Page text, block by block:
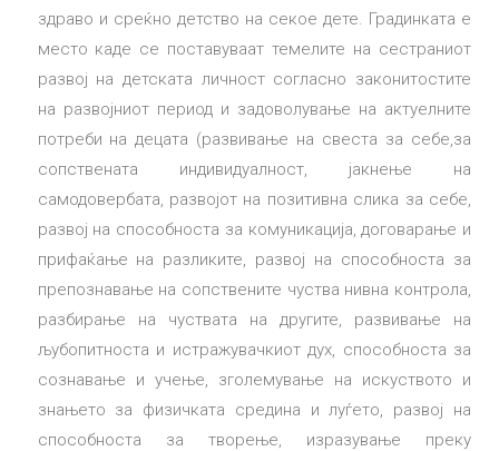
здраво и среќно детство на секое дете. Градинката е
место каде се поставуваат темелите на сестраниот
развој на детската личност согласно законитостите
на развојниот период и задоволување на актуелните
потреби на децата (развивање на свеста за себе,за
сопственатa индивидуалност, јакнење на
самодовербата, развојот на позитивна слика за себе,
развој на способноста за комуникација, договарање и
прифаќање на разликите, развој на способноста за
препознавање на сопствените чуства нивна контрола,
разбирање на чуствата на другите, развивање на
љубопитноста и истражувачкиот дух, способноста за
сознавање и учење, зголемување на искуството и
знањето за физичката средина и луѓето, развој на
способноста за творење, изразување преку